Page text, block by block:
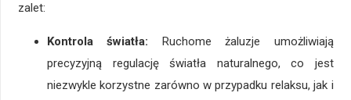
zalet:
Kontrola światła: Ruchome żaluzje umożliwiają
precyzyjną regulację światła naturalnego, co jest
niezwykle korzystne zarówno w przypadku relaksu, jak i